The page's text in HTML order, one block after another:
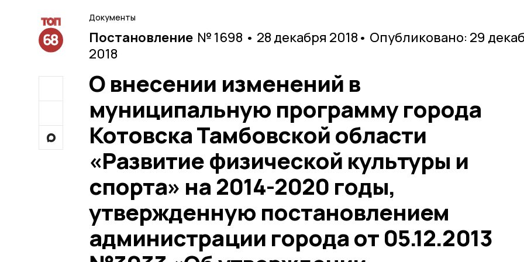
Документы
Постановление № 1698 • 28 декабря 2018 • Опубликовано: 29
2018
О внесении изменений в
муниципальную программу города
Котовска Тамбовской области
«Развитие физической культуры и
спорта» на 2014-2020 годы,
утвержденную постановлением
администрации города от 05.12.2013